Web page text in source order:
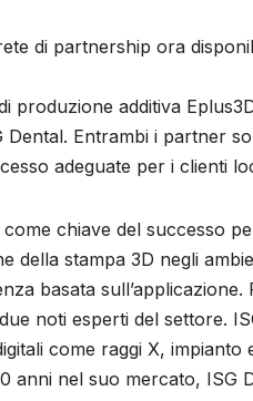
di partnership ora
produzione additiva
Dental. Entrambi i partner
adeguate per i clienti
chiave del successo
della stampa 3D negli
basata
noti esperti del settore.
come raggi X,
anni nel suo mercato, ISG